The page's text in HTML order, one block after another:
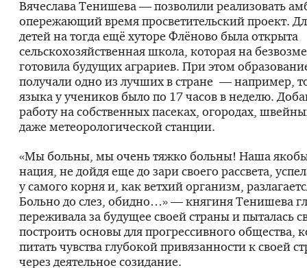
Вячеслава Тенишева — позволили реализовать
опережающий время просветительский проект.
детей на тогда ещё хуторе Флёново была открыта
сельскохозяйственная школа, которая на
готовила будущих аграриев. При этом
получали одно из лучших в стране — например,
языка у учеников было по 17 часов в неделю.
работу на собственных пасеках, огородах,
даже метеорологической станции.
«Мы больны, мы очень тяжко больны! Наша
нация, не дойдя еще до зари своего рассвета,
у самого корня и, как ветхий организм,
Больно до слез, обидно…» — княгиня Тенишева
переживала за будущее своей страны и пыталась
построить основы для прогрессивного общества,
питать чувства глубокой привязанности к своей
через деятельное созидание.